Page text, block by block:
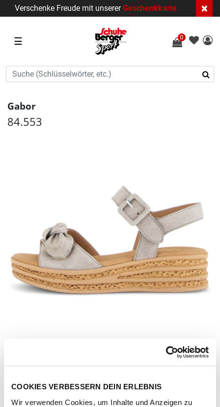
COOKIES VERBESSERN DEIN ERLEBNIS
Wir verwenden Cookies, um Inhalte und Anzeigen zu
Verschenke Freude mit unsererGeschenkkarte ×
☰ 0
Gabor
84.553